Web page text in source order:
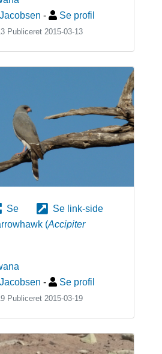
- Se profil
Publiceret 2015-03-13
Se
Se link-side
(Accipiter
- Se profil
Publiceret 2015-03-19